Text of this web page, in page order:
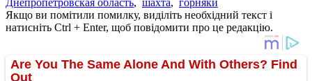
Якщо ви помітили помилку, виділіть необхідний текст і
натисніть Ctrl + Enter, щоб повідомити про це редакцію.